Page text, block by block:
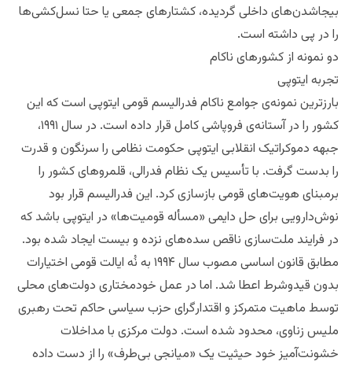
بیجاشدن‌های داخلی گردیده، کشتارهای جمعی یا حتا نسل‌کشی‌ها
را در پی داشته است.
دو نمونه از کشورهای ناکام
تجربه ایتوپی
بارزترین نمونه‌ی جوامع ناکام فدرالیسم قومی ایتوپی است که این
کشور را در آستانه‌ی فروپاشی کامل قرار داده است. در سال ۱۹۹۱،
جبهه دموکراتیک انقلابی ایتوپی حکومت نظامی را سرنگون و قدرت
را بدست گرفت. با تأسیس یک نظام فدرالی، قلمروهای کشور را
برمبنای هویت‌های قومی بازسازی کرد. این فدرالیسم قرار بود
نوش‌دارویی برای حل دایمی «مسأله قومیت‌ها» در ایتوپی باشد که
در فرایند ملت‌سازی ناقص سده‌های نزده و بیست ایجاد شده بود.
مطابق قانون اساسی مصوب سال ۱۹۹۴ به نُه ایالت قومی اختیارات
بدون قیدوشرط اعطا شد. اما در عمل خودمختاری دولت‌های محلی
توسط ماهیت متمرکز و اقتدارگرای حزب سیاسی حاکم تحت رهبری
ملیس زناوی، محدود شده است. دولت مرکزی با مداخلات
خشونت‌آمیز خود حیثیت یک «میانجی بی‌طرف» را از دست داده